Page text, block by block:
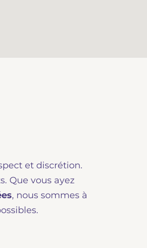
et discrétion.
Que vous ayez
, nous sommes à